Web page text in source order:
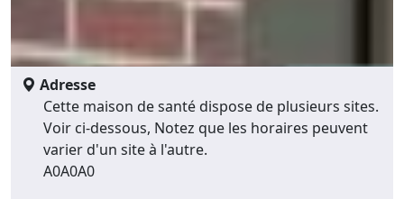
Adresse
Cette maison de santé dispose de plusieurs sites.
Voir ci-dessous, Notez que les horaires peuvent
varier d'un site à l'autre.
A0A0A0